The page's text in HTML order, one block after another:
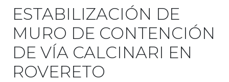
ESTABILIZACIÓN DE
MURO DE CONTENCIÓN
DE VÍA CALCINARI EN
ROVERETO